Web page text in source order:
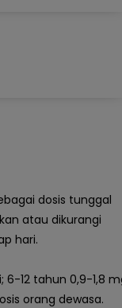
dosis tunggal
atau dikurangi
hari.
6-12 tahun 0,9-1,8
orang dewasa.